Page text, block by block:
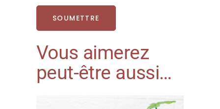
Vous aimerez
peut-être aussi…